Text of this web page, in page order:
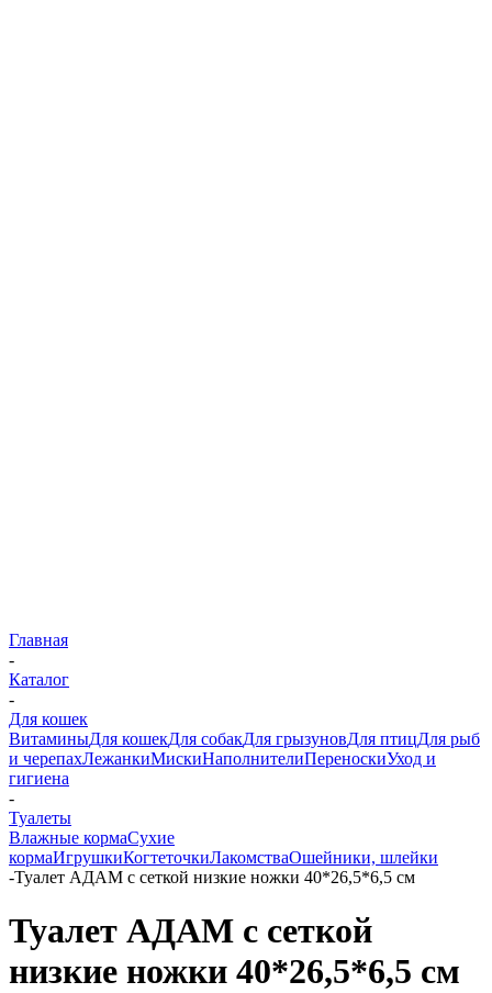
Главная
-
Каталог
-
Для кошек
ВитаминыДля кошекДля собакДля грызуновДля птицДля рыб
и черепахЛежанкиМискиНаполнителиПереноскиУход и
гигиена
-
Туалеты
Влажные кормаСухие
кормаИгрушкиКогтеточкиЛакомстваОшейники, шлейки
-Туалет АДАМ с сеткой низкие ножки 40*26,5*6,5 см
Туалет АДАМ с сеткой
низкие ножки 40*26,5*6,5 см